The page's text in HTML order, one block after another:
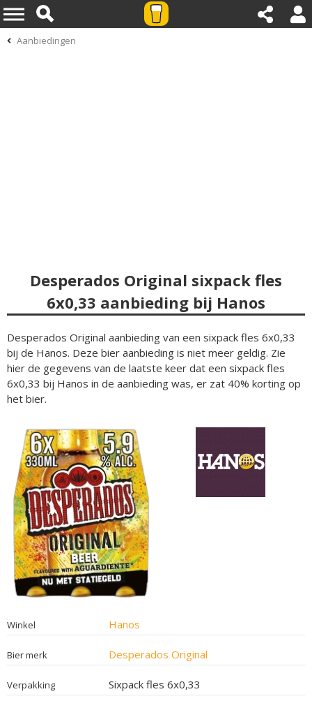
Aanbiedingen
Desperados Original sixpack fles
6x0,33 aanbieding bij Hanos
Desperados Original aanbieding van een sixpack fles 6x0,33
bij de Hanos. Deze bier aanbieding is niet meer geldig. Zie
hier de gegevens van de laatste keer dat een sixpack fles
6x0,33 bij Hanos in de aanbieding was, er zat 40% korting op
het bier.
Winkel Hanos
Bier merk Desperados Original
Verpakking Sixpack fles 6x0,33